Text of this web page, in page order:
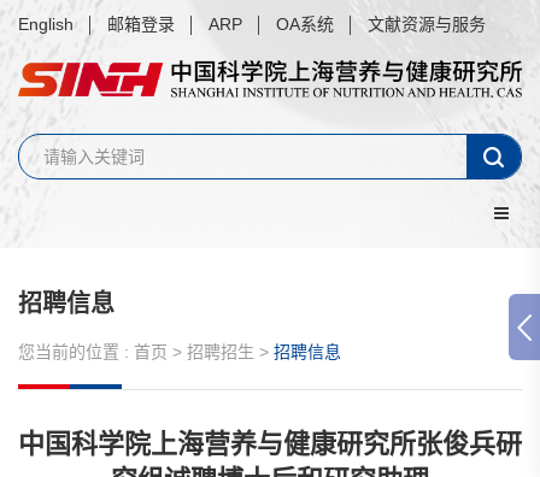
English 邮箱登录 ARP OA系统 文献资源与服务
招聘信息
您当前的位置 : 首页 > 招聘招生 > 招聘信息
中国科学院上海营养与健康研究所张俊兵研